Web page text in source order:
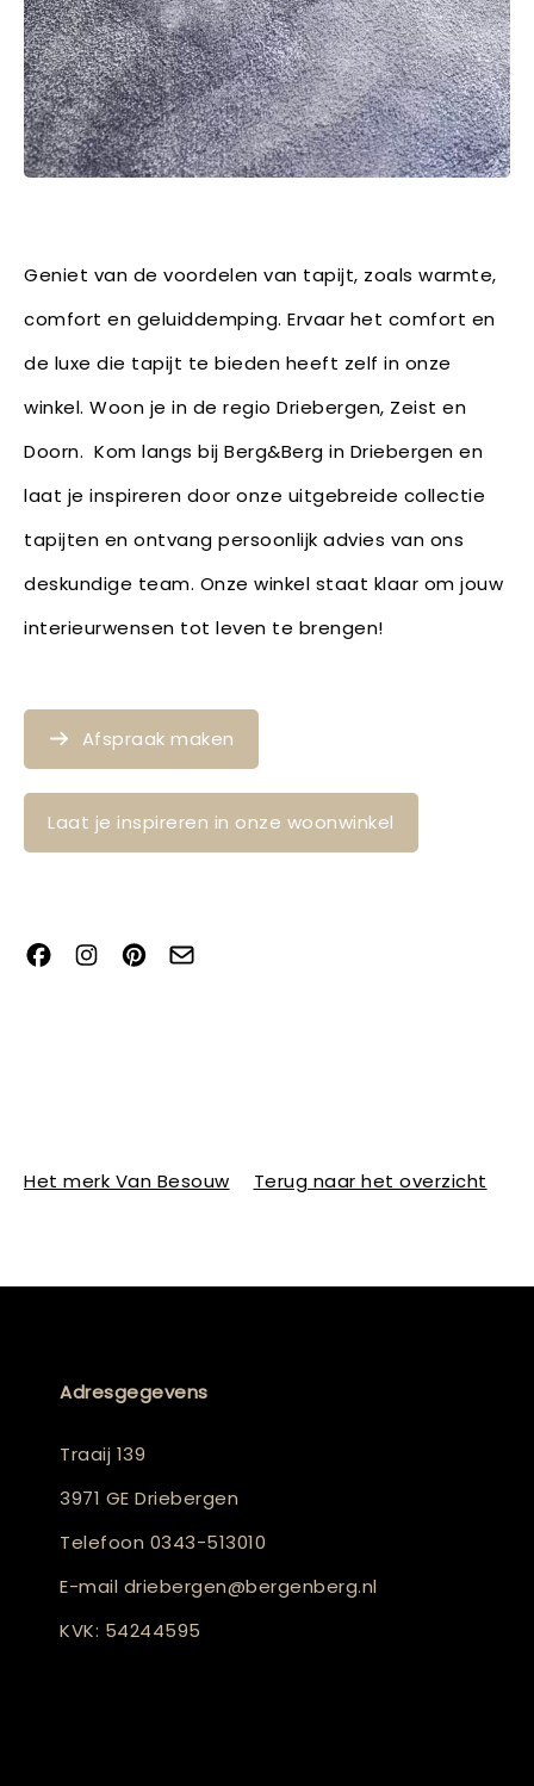
Geniet van de voordelen van tapijt, zoals warmte,
comfort en geluiddemping. Ervaar het comfort en
de luxe die tapijt te bieden heeft zelf in onze
winkel. Woon je in de regio Driebergen, Zeist en
Doorn. Kom langs bij Berg&Berg in Driebergen en
laat je inspireren door onze uitgebreide collectie
tapijten en ontvang persoonlijk advies van ons
deskundige team. Onze winkel staat klaar om jouw
interieurwensen tot leven te brengen!
Afspraak maken
Laat je inspireren in onze woonwinkel
Het merk Van Besouw Terug naar het overzicht
Adresgegevens
Traaij 139
3971 GE Driebergen
Telefoon 0343-513010
E-mail driebergen@bergenberg.nl
KVK: 54244595